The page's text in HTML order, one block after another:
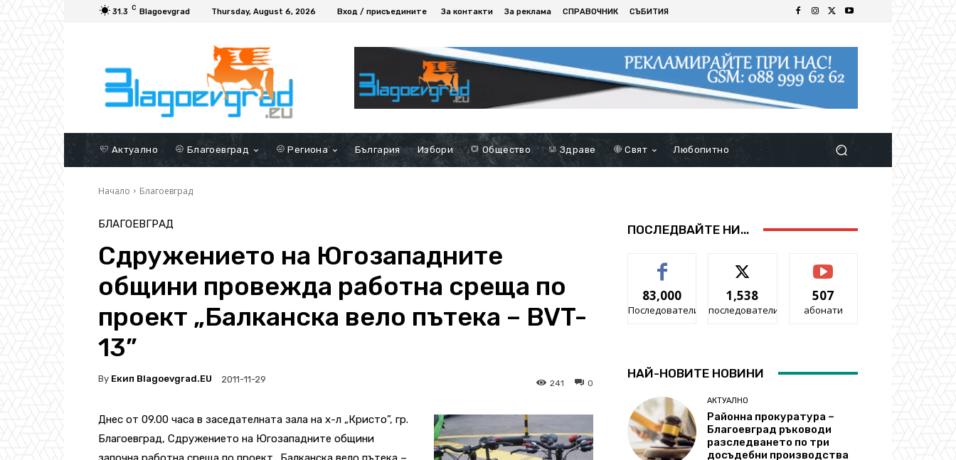
31.3 C Blagoevgrad Thursday, August 6, 2026 Вход / присъедините За контакти За реклама СПРАВОЧНИК СЪБИТИЯ
Актуално Благоевград Региона България Избори Общество Здраве Свят Любопитно
Начало Благоевград
БЛАГОЕВГРАД
Сдружението на Югозападните
общини провежда работна среща по
проект „Балканска вело пътека – BVT-
13”
By Екип Blagoevgrad.EU 2011-11-29 0
241
Днес от 09.00 часа в заседателната зала на х-л „Кристо”, гр.
Благоевград, Сдружението на Югозападните общини
ПОСЛЕДВАЙТЕ НИ...
83,000
Последователи
1,538
последователи
507
абонати
НАЙ-НОВИТЕ НОВИНИ
АКТУАЛНО
Районна прокуратура –
Благоевград ръководи
разследването по три
досъдебни производства